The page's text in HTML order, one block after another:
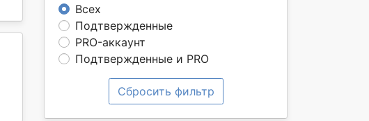
Всех
Подтвержденные
PRO-аккаунт
Подтвержденные и PRO
Сбросить фильтр